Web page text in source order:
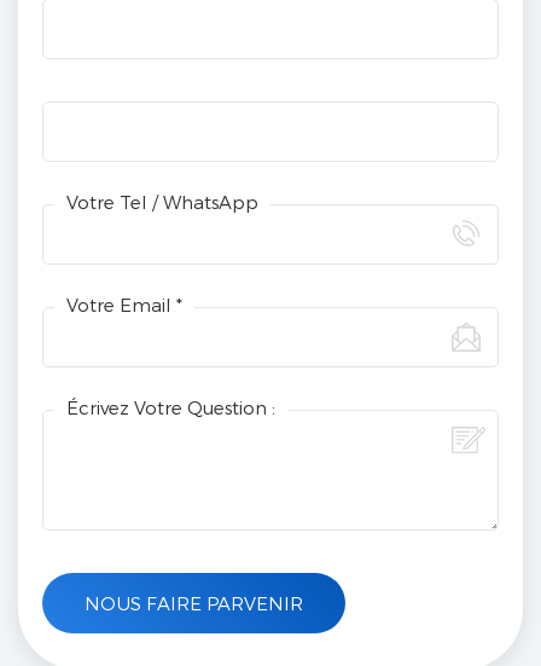
Votre Tel / WhatsApp
Votre Email *
Écrivez Votre Question :